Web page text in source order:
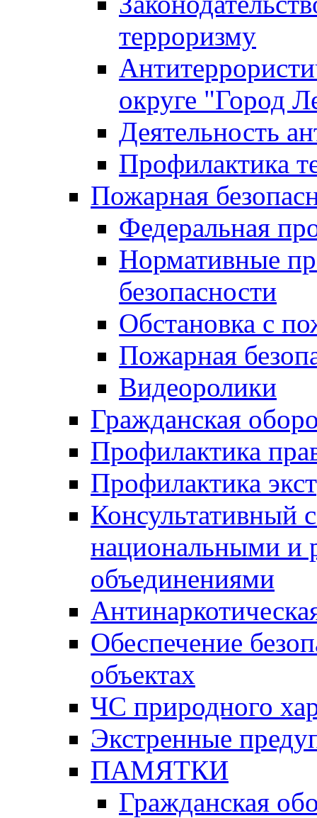
терроризму
округе "Город
Деятельность
Профилактика
Пожарная
Федеральная
Нормативные
безопасности
Обстановка с
Пожарная
Видеоролики
Гражданская
Профилактика
Профилактика
Консультативный
национальными и
объединениями
Обеспечение
объектах
ЧС природного
Экстренные
ПАМЯТКИ
Гражданская